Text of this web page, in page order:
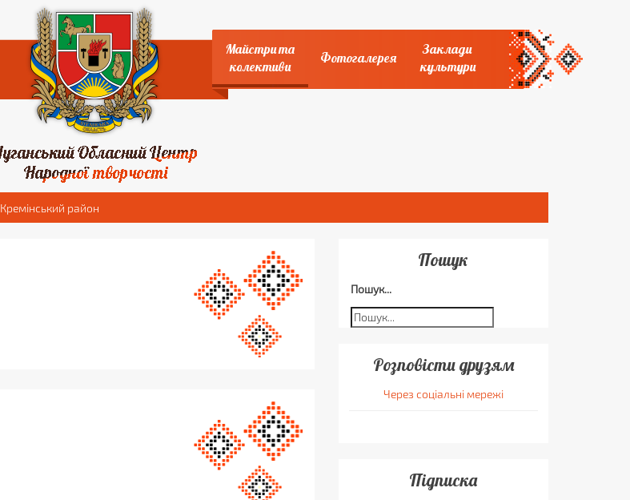
Майстри та
колективи
Фотогалерея
Заклади
культури
Кремінський район
Пошук
Пошук...
Розповісти друзям
Через соціальні мережі
Підписка